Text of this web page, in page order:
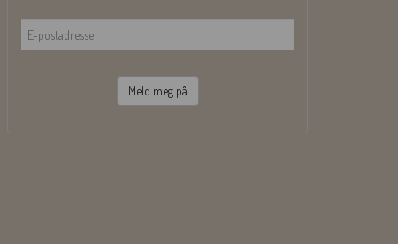
Meld meg på